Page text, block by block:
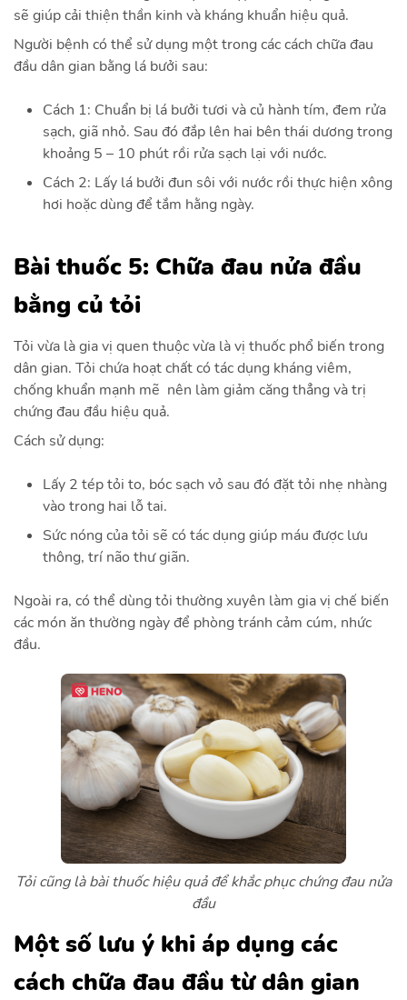
sẽ giúp cải thiện thần kinh và kháng khuẩn hiệu quả.
Người bệnh có thể sử dụng một trong các cách chữa đau
đầu dân gian bằng lá bưởi sau:
Cách 1: Chuẩn bị lá bưởi tươi và củ hành tím, đem rửa
sạch, giã nhỏ. Sau đó đắp lên hai bên thái dương trong
khoảng 5 – 10 phút rồi rửa sạch lại với nước.
Cách 2: Lấy lá bưởi đun sôi với nước rồi thực hiện xông
hơi hoặc dùng để tắm hằng ngày.
Bài thuốc 5: Chữa đau nửa đầu
bằng củ tỏi
Tỏi vừa là gia vị quen thuộc vừa là vị thuốc phổ biến trong
dân gian. Tỏi chứa hoạt chất có tác dụng kháng viêm,
chống khuẩn mạnh mẽ nên làm giảm căng thẳng và trị
chứng đau đầu hiệu quả.
Cách sử dụng:
Lấy 2 tép tỏi to, bóc sạch vỏ sau đó đặt tỏi nhẹ nhàng
vào trong hai lỗ tai.
Sức nóng của tỏi sẽ có tác dụng giúp máu được lưu
thông, trí não thư giãn.
Ngoài ra, có thể dùng tỏi thường xuyên làm gia vị chế biến
các món ăn thường ngày để phòng tránh cảm cúm, nhức
đầu.
Tỏi cũng là bài thuốc hiệu quả để khắc phục chứng đau nửa
đầu
Một số lưu ý khi áp dụng các
cách chữa đau đầu từ dân gian